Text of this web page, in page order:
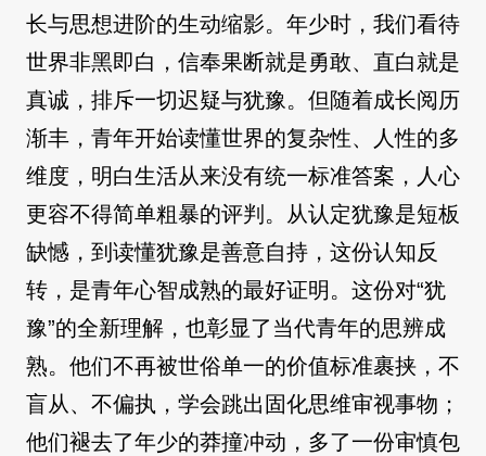
长与思想进阶的生动缩影。年少时，我们看待
世界非黑即白，信奉果断就是勇敢、直白就是
真诚，排斥一切迟疑与犹豫。但随着成长阅历
渐丰，青年开始读懂世界的复杂性、人性的多
维度，明白生活从来没有统一标准答案，人心
更容不得简单粗暴的评判。从认定犹豫是短板
缺憾，到读懂犹豫是善意自持，这份认知反
转，是青年心智成熟的最好证明。这份对“犹
豫”的全新理解，也彰显了当代青年的思辨成
熟。他们不再被世俗单一的价值标准裹挟，不
盲从、不偏执，学会跳出固化思维审视事物；
他们褪去了年少的莽撞冲动，多了一份审慎包